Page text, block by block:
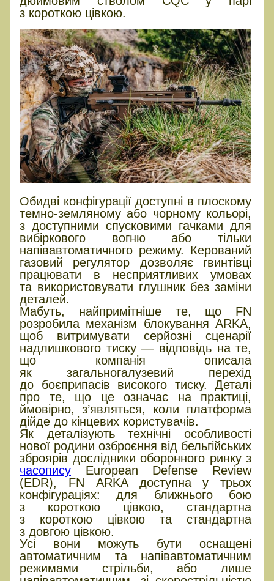
з короткою цівкою.
Обидві конфігурації доступні в плоскому
темно-земляному або чорному кольорі,
з доступними спусковими гачками для
вибіркового вогню або тільки
напівавтоматичного режиму. Керований
газовий регулятор дозволяє гвинтівці
працювати в несприятливих умовах
та використовувати глушник без заміни
деталей.
Мабуть, найпримітніше те, що FN
розробила механізм блокування ARKA,
щоб витримувати серйозні сценарії
надлишкового тиску — відповідь на те,
що компанія описала
як загальногалузевий перехід
до боєприпасів високого тиску. Деталі
про те, що це означає на практиці,
ймовірно, з’являться, коли платформа
дійде до кінцевих користувачів.
Як деталізують технічні особливості
нової родини озброєння від бельгійських
зброярів дослідники оборонного ринку з
часопису European Defense Review
(EDR), FN ARKA доступна у трьох
конфігураціях: для ближнього бою
з короткою цівкою, стандартна
з короткою цівкою та стандартна
з довгою цівкою.
Усі вони можуть бути оснащені
автоматичним та напівавтоматичним
режимами стрільби, або лише